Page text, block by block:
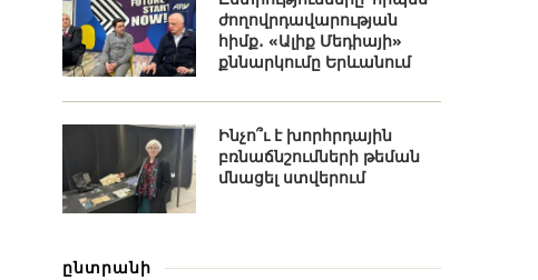
ժողովրդավարության
հիմք․ «Ալիք Մեդիայի»
քննարկումը Երևանում
Ինչո՞ւ է խորհրդային
բռնաճնշումների թեման
մնացել ստվերում
ընտրանի